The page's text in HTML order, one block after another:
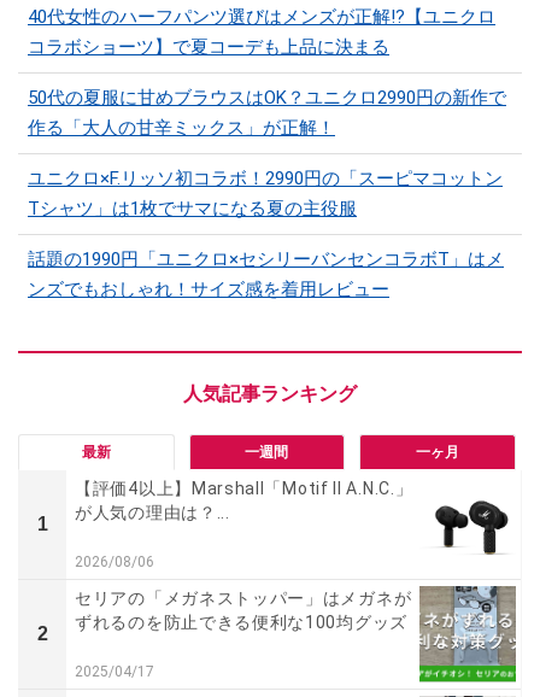
40代女性のハーフパンツ選びはメンズが正解!?【ユニクロ
コラボショーツ】で夏コーデも上品に決まる
50代の夏服に甘めブラウスはOK？ユニクロ2990円の新作で
作る「大人の甘辛ミックス」が正解！
ユニクロ×F.リッソ初コラボ！2990円の「スーピマコットン
Tシャツ」は1枚でサマになる夏の主役服
話題の1990円「ユニクロ×セシリーバンセンコラボT」はメ
ンズでもおしゃれ！サイズ感を着用レビュー
最新 一週間 一ヶ月
1
【評価4以上】Marshall「Motif II A.N.C.」
が人気の理由は？...
2026/08/06
2
セリアの「メガネストッパー」はメガネが
ずれるのを防止できる便利な100均グッズ
2025/04/17